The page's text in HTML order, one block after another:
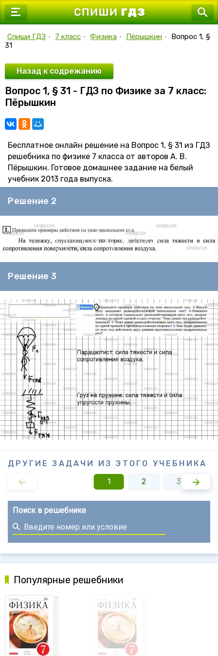
7 класс
9 класс
10 класс
11 класс
Спиши ГДЗ • 7 класс • Физика • Пёрышкин •
Вопрос 1, §
31
Назад к содрежанию
Вопрос 1, § 31 - ГДЗ по Физике за 7 класс:
Пёрышкин
Бесплатное онлайн решение на Вопрос 1, § 31 из ГДЗ
решебника по физике 7 класса от авторов А. В.
Пёрышкин. Готовое домашнее задание на белый
учебник 2013 года выпуска.
Решение 2
Решение 3
ДРУГИЕ ЗАДАЧИ ИЗ ЭТОГО УЧЕБНИКА
1
2 3
Поиск в решебнике
Популярные решебники